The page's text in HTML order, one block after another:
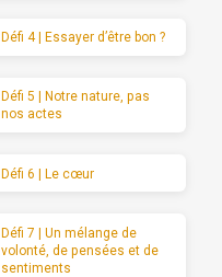
Défi 4 | Essayer d’être bon ?
Défi 5 | Notre nature, pas
nos actes
Défi 6 | Le cœur
Défi 7 | Un mélange de
volonté, de pensées et de
sentiments